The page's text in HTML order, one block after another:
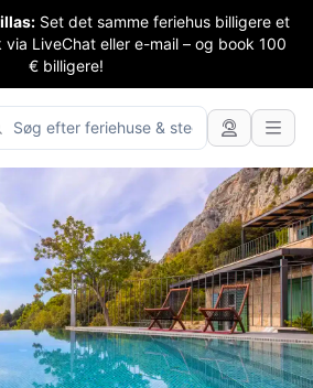
Set det samme feriehus billigere et
LiveChat eller e-mail – og book 100
€ billigere!